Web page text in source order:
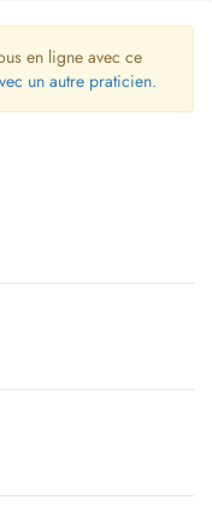
en ligne avec ce
un autre praticien.